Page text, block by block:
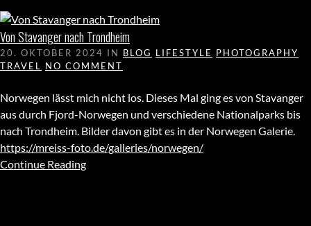
Von Stavanger nach Trondheim
20. OKTOBER 2024 IN BLOG LIFESTYLE PHOTOGRAPHY
TRAVEL NO COMMENT
Norwegen lässt mich nicht los. Dieses Mal ging es von Stavanger
aus durch Fjord-Norwegen und verschiedene Nationalparks bis
nach Trondheim. Bilder davon gibt es in der Norwegen Galerie.
https://mreiss-foto.de/galleries/norwegen/
Continue Reading